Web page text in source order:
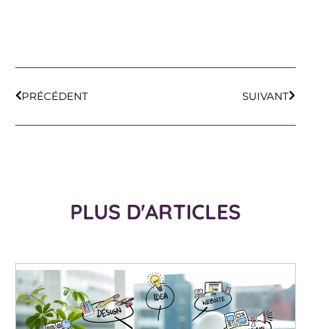
PRÉCÉDENT SUIVANT
PLUS D'ARTICLES